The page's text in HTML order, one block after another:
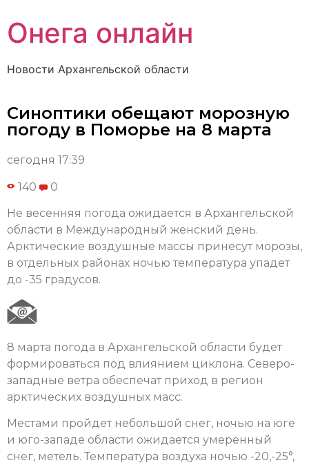
Онега онлайн
Новости Архангельской области
Синоптики обещают морозную
погоду в Поморье на 8 марта
сегодня 17:39
140 0
Не весенняя погода ожидается в Архангельской
области в Международный женский день.
Арктические воздушные массы принесут морозы,
в отдельных районах ночью температура упадет
до -35 градусов.
8 марта погода в Архангельской области будет
формироваться под влиянием циклона. Северо-
западные ветра обеспечат приход в регион
арктических воздушных масс.
Местами пройдет небольшой снег, ночью на юге
и юго-западе области ожидается умеренный
снег, метель. Температура воздуха ночью -20,-25°,